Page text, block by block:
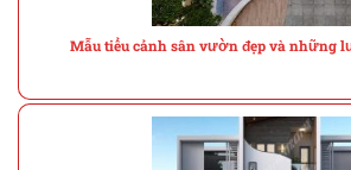
Mẫu tiểu cảnh sân vườn đẹp và những